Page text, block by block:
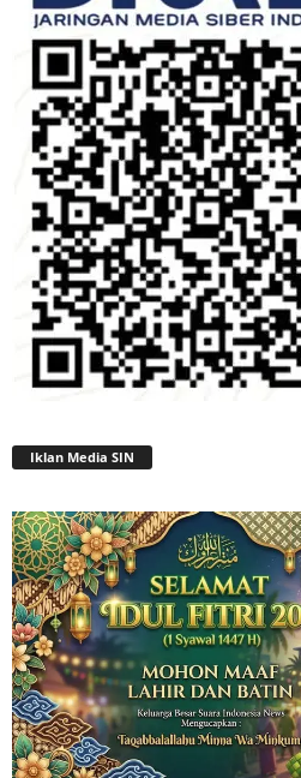
Iklan Media SIN